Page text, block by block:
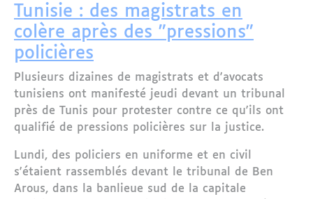
Tunisie : des magistrats en
colère après des "pressions"
policières
Plusieurs dizaines de magistrats et d'avocats
tunisiens ont manifesté jeudi devant un tribunal
près de Tunis pour protester contre ce qu'ils ont
qualifié de pressions policières sur la justice.
Lundi, des policiers en uniforme et en civil
s'étaient rassemblés devant le tribunal de Ben
Arous, dans la banlieue sud de la capitale